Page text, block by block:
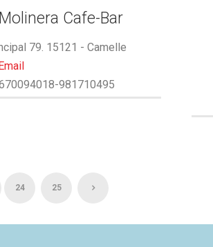
Cafe-Bar
79. 15121 - Camelle
981710495
24 25